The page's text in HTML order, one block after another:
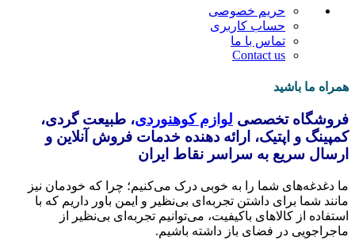
حریم خصوصی
حساب کاربری
تماس با ما
Contact us
همراه ما باشید
فروشگاه تخصصی لوازم کوهنوردی، طبیعت گردی،
کمپینگ و اپتیک، ارائه دهنده خدمات فروش آنلاین و
ارسال سریع به سراسر نقاط ایران
ما دغدغه‌های شما را به خوبی درک می‌کنیم؛ چرا که خودمان نیز
مانند شما برای داشتن تجربه‌ای بی‌نظیر و ایمن باور داریم که با
استفاده از کالاهای باکیفیت، می‌توانیم تجربه‌ای بی‌نظیر از
ماجراجویی در فضای باز داشته باشیم.